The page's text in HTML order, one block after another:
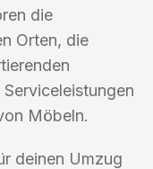
die
Orten, die
Möbeln.
deinen Umzug